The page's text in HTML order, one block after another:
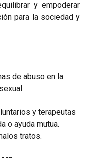
y empoderar
para la sociedad y
de abuso en la
y terapeutas
o ayuda mutua.
tratos.